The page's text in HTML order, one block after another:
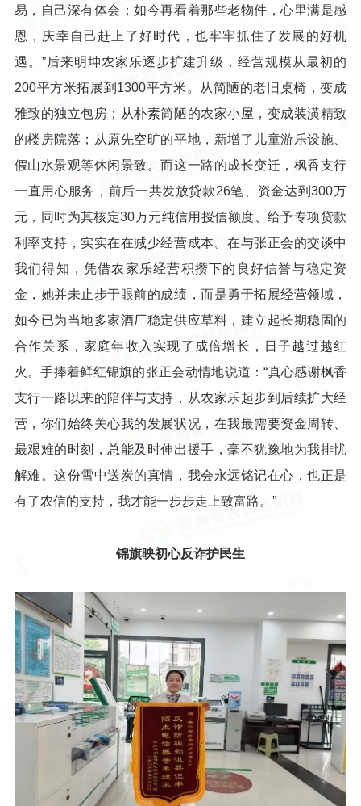
易，自己深有体会；如今再看着那些老物件，心里满是感
恩，庆幸自己赶上了好时代，也牢牢抓住了发展的好机
遇。”后来明坤农家乐逐步扩建升级，经营规模从最初的
200平方米拓展到1300平方米。从简陋的老旧桌椅，变成
雅致的独立包房；从朴素简陋的农家小屋，变成装潢精致
的楼房院落；从原先空旷的平地，新增了儿童游乐设施、
假山水景观等休闲景致。而这一路的成长变迁，枫香支行
一直用心服务，前后一共发放贷款26笔、资金达到300万
元，同时为其核定30万元纯信用授信额度、给予专项贷款
利率支持，实实在在减少经营成本。在与张正会的交谈中
我们得知，凭借农家乐经营积攒下的良好信誉与稳定资
金，她并未止步于眼前的成绩，而是勇于拓展经营领域，
如今已为当地多家酒厂稳定供应草料，建立起长期稳固的
合作关系，家庭年收入实现了成倍增长，日子越过越红
火。手捧着鲜红锦旗的张正会动情地说道：“真心感谢枫香
支行一路以来的陪伴与支持，从农家乐起步到后续扩大经
营，你们始终关心我的发展状况，在我最需要资金周转、
最艰难的时刻，总能及时伸出援手，毫不犹豫地为我排忧
解难。这份雪中送炭的真情，我会永远铭记在心，也正是
有了农信的支持，我才能一步步走上致富路。”
锦旗映初心反诈护民生